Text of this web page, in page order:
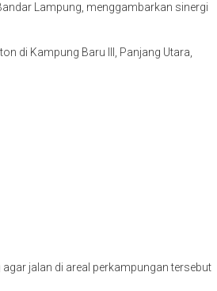
Lampung, menggambarkan sinergi
di Kampung Baru III, Panjang Utara,
jalan di areal perkampungan tersebut